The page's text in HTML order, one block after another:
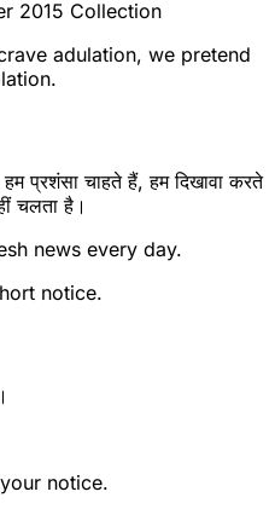
2015 Collection
adulation, we pretend
प्रशंसा चाहते हैं, हम दिखावा करते
चलता है।
news every day.
notice.
notice.